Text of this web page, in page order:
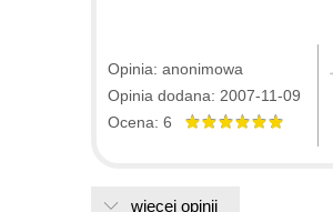
Opinia: anonimowa
Opinia dodana: 2007-11-09
Ocena: 6
więcej opinii